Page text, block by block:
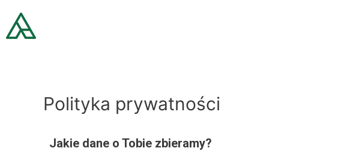
Polityka prywatności
Jakie dane o Tobie zbieramy?